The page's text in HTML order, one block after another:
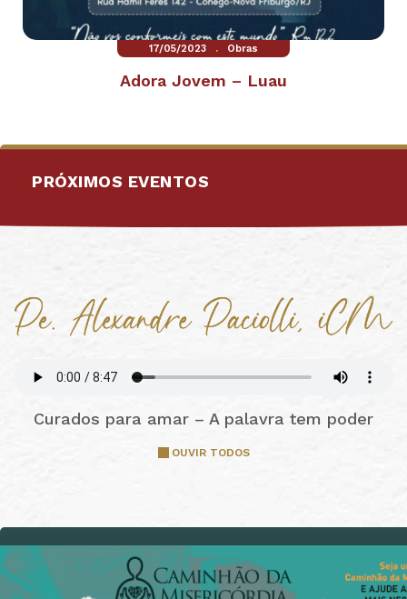
17/05/2023 . Obras
Adora Jovem – Luau
PRÓXIMOS EVENTOS
Curados para amar – A palavra tem poder
OUVIR TODOS